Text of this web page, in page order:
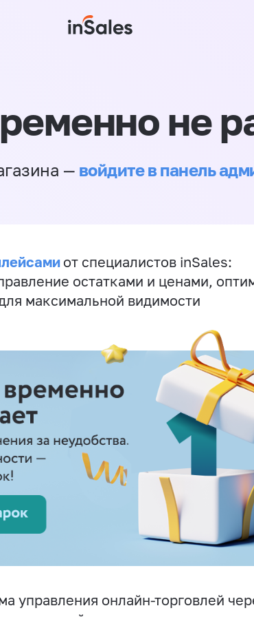
не
— войдите в панель
от специалистов inSales:
остатками и ценами,
максимальной видимости
управления онлайн-торговлей